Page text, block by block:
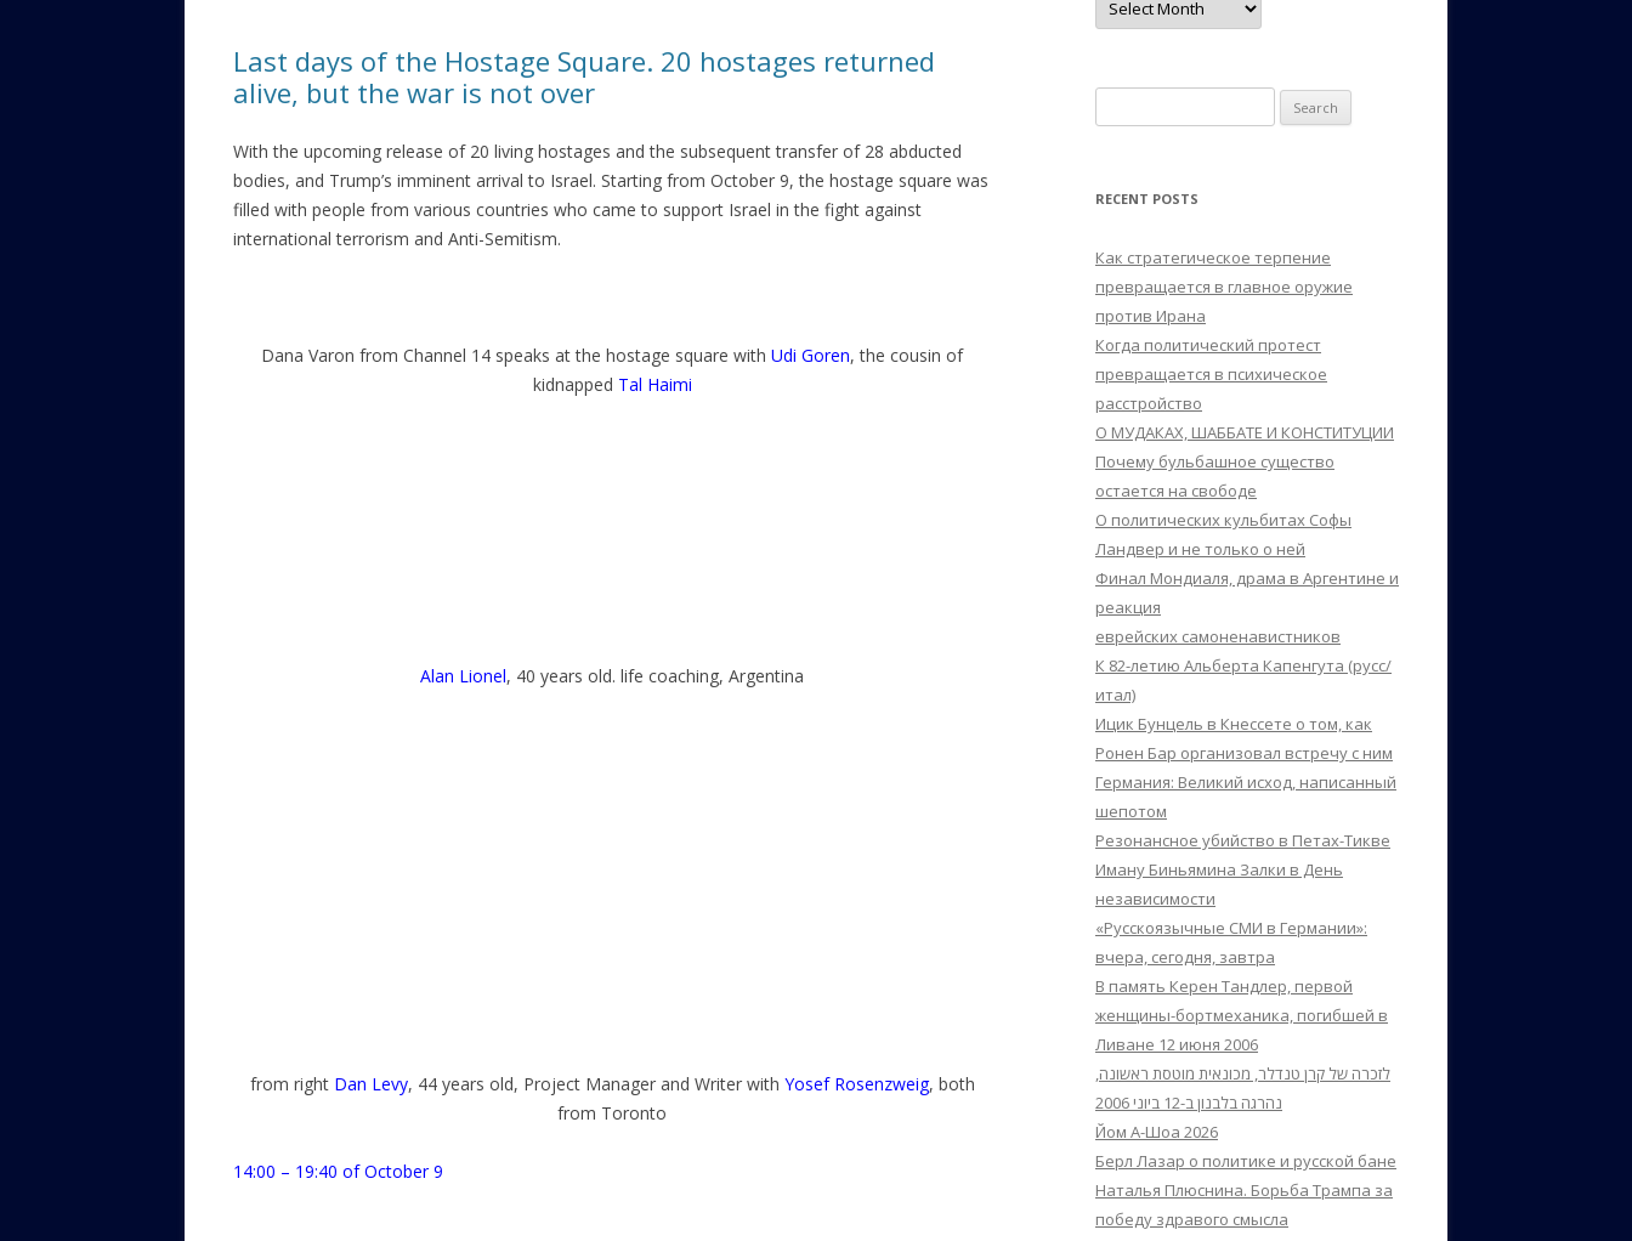
КАЛИНКОВИЧАХ СЕЙЧАС
ИНФОРМАЦИЯ К СТАРОМУ
САЙТУ
ВАШИ ПИСЬМА
Last days of the Hostage Square. 20 hostages returned
alive, but the war is not over
With the upcoming release of 20 living hostages and the subsequent transfer of 28 abducted
bodies, and Trump’s imminent arrival to Israel. Starting from October 9, the hostage square was
filled with people from various countries who came to support Israel in the fight against
international terrorism and Anti-Semitism.
Dana Varon from Channel 14 speaks at the hostage square withUdi Goren, the cousin of
kidnapped Tal Haimi
Alan Lionel, 40 years old. life coaching, Argentina
from right Dan Levy, 44 years old, Project Manager and Writer with Yosef Rosenzweig, both
from Toronto
14:00 – 19:40 of October 9
for:
RECENT POSTS
Как стратегическое терпение
превращается в главное оружие
против Ирана
Когда политический протест
превращается в психическое
расстройство
О МУДАКАХ, ШАББАТЕ И КОНСТИТУЦИИ
Почему бульбашное существо
остается на свободе
О политических кульбитах Софы
Ландвер и не только о ней
Финал Мондиаля, драма в Аргентине и
реакция
еврейских самоненавистников
К 82-летию Альберта Капенгута (русс/
итал)
Ицик Бунцель в Кнессете о том, как
Ронен Бар организовал встречу с ним
Германия: Великий исход, написанный
шепотом
Резонансное убийство в Петах-Тикве
Иману Биньямина Залки в День
независимости
«Русскоязычные СМИ в Германии»:
вчера, сегодня, завтра
В память Керен Тандлер, первой
женщины-бортмеханика, погибшей в
Ливане 12 июня 2006
לזכרה של קרן טנדלר, מכונאית מוטסת ראשונה,
נהרגה בלבנון ב-12 ביוני 2006
Йом А-Шоа 2026
Берл Лазар о политике и русской бане
Наталья Плюснина. Борьба Трампа за
победу здравого смысла